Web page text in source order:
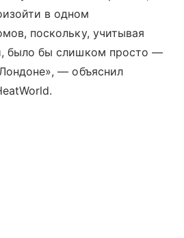
в одном
поскольку, учитывая
было бы слишком просто —
— объяснил